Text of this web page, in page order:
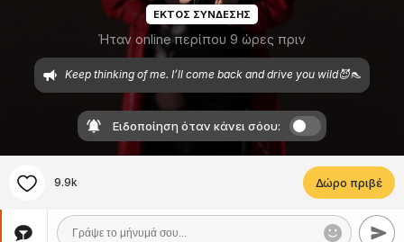
ΕΚΤΟΣ ΣΥΝΔΕΣΗΣ
Ήταν online περίπου 9 ώρες πριν
Keep thinking of me. I’ll come back and drive you wild😈👠
Ειδοποίηση όταν κάνει σόου:
9.9k Δώρο πριβέ